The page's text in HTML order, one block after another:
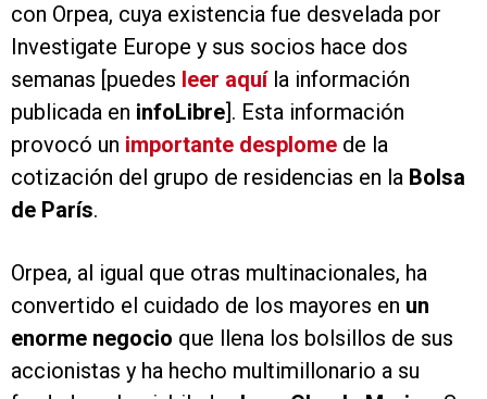
con Orpea, cuya existencia fue desvelada por
Investigate Europe y sus socios hace dos
semanas [puedes leer aquíla información
publicada en infoLibre]. Esta información
provocó un importante desplome de la
cotización del grupo de residencias en la Bolsa
de París.
Orpea, al igual que otras multinacionales, ha
convertido el cuidado de los mayores en un
enorme negocio que llena los bolsillos de sus
accionistas y ha hecho multimillonario a su